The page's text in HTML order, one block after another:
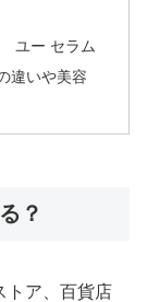
ユー セラム
違いや美容
？
トア、百貨店